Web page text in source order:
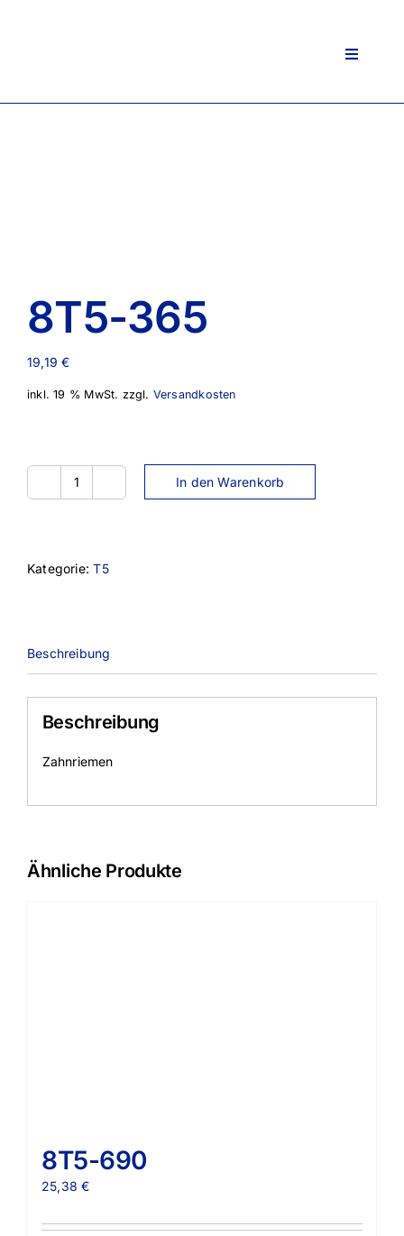
Toggle
8T5-365
19,19€
inkl. 19 % MwSt. zzgl. Versandkosten
8T5-
In den Warenkorb
Kategorie:T5
Beschreibung
Beschreibung
Zahnriemen
Ähnliche Produkte
8T5-690
25,38€